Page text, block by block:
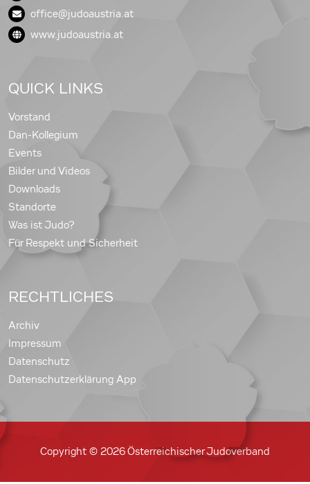
office@judoaustria.at
www.judoaustria.at
QUICK LINKS
Vorstand
Dan-Kollegium
Events
Bilder und Videos
Downloads
Standorte
Was ist Judo?
Für Respekt und Sicherheit
RECHTLICHES
Archiv
Impressum
Datenschutz
Datenschutzerklärung App
Copyright © 2026 Österreichischer Judoverband